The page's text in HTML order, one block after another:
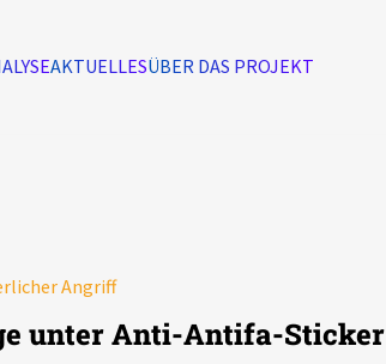
AKTUELLESÜBER DAS PROJEKT
Angriff
unter Anti-Antifa-Sticker
Ereignisse